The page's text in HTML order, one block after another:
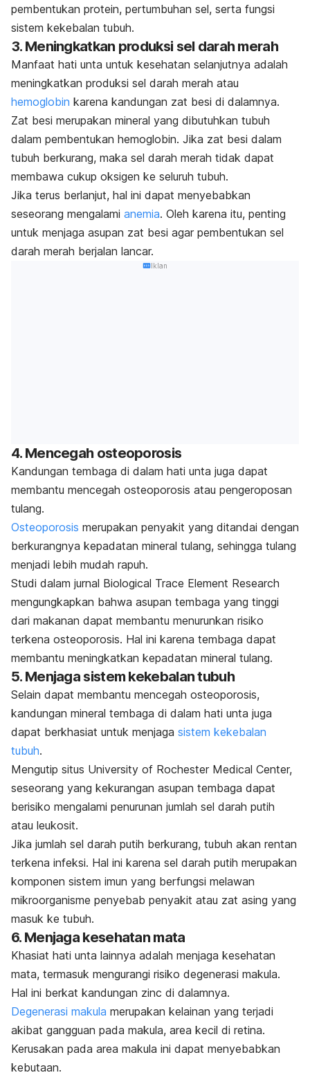
pembentukan protein, pertumbuhan sel, serta fungsi
sistem kekebalan tubuh.
3. Meningkatkan produksi sel darah merah
Manfaat hati unta untuk kesehatan selanjutnya adalah
meningkatkan produksi sel darah merah atau
hemoglobin karena kandungan zat besi di dalamnya.
Zat besi merupakan mineral yang dibutuhkan tubuh
dalam pembentukan hemoglobin. Jika zat besi dalam
tubuh berkurang, maka sel darah merah tidak dapat
membawa cukup oksigen ke seluruh tubuh.
Jika terus berlanjut, hal ini dapat menyebabkan
seseorang mengalami anemia. Oleh karena itu, penting
untuk menjaga asupan zat besi agar pembentukan sel
darah merah berjalan lancar.
Iklan
4. Mencegah osteoporosis
Kandungan tembaga di dalam hati unta juga dapat
membantu mencegah osteoporosis atau pengeroposan
tulang.
Osteoporosis merupakan penyakit yang ditandai dengan
berkurangnya kepadatan mineral tulang, sehingga tulang
menjadi lebih mudah rapuh.
Studi dalam jurnal Biological Trace Element Research
mengungkapkan bahwa asupan tembaga yang tinggi
dari makanan dapat membantu menurunkan risiko
terkena osteoporosis. Hal ini karena tembaga dapat
membantu meningkatkan kepadatan mineral tulang.
5. Menjaga sistem kekebalan tubuh
Selain dapat membantu mencegah osteoporosis,
kandungan mineral tembaga di dalam hati unta juga
dapat berkhasiat untuk menjaga sistem kekebalan
tubuh.
Mengutip situs University of Rochester Medical Center,
seseorang yang kekurangan asupan tembaga dapat
berisiko mengalami penurunan jumlah sel darah putih
atau leukosit.
Jika jumlah sel darah putih berkurang, tubuh akan rentan
terkena infeksi. Hal ini karena sel darah putih merupakan
komponen sistem imun yang berfungsi melawan
mikroorganisme penyebab penyakit atau zat asing yang
masuk ke tubuh.
6. Menjaga kesehatan mata
Khasiat hati unta lainnya adalah menjaga kesehatan
mata, termasuk mengurangi risiko degenerasi makula.
Hal ini berkat kandungan zinc di dalamnya.
Degenerasi makula merupakan kelainan yang terjadi
akibat gangguan pada makula, area kecil di retina.
Kerusakan pada area makula ini dapat menyebabkan
kebutaan.